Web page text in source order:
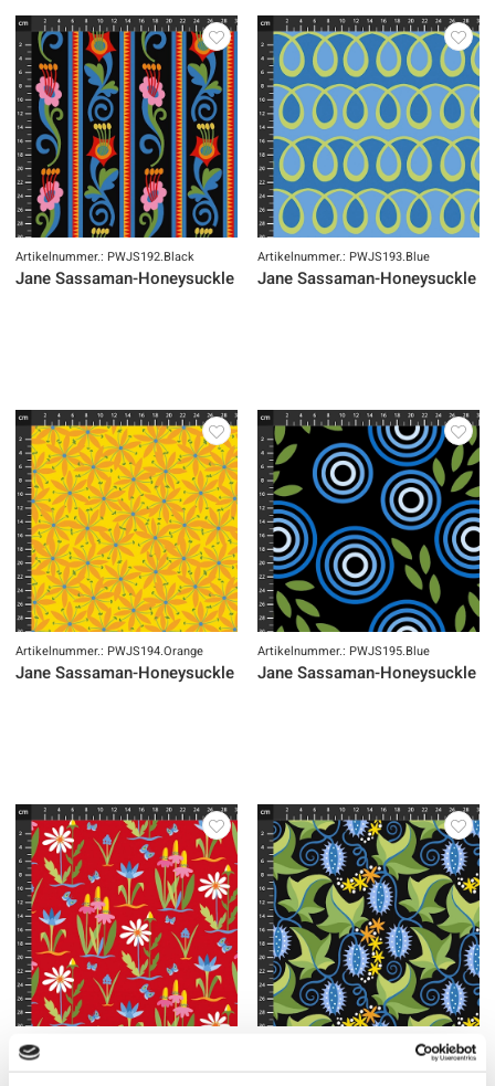
Artikelnummer.: PWJS192.Black
Jane Sassaman-Honeysuckle Summer-Digital
Artikelnummer.: PWJS193.Blue
Jane Sassaman-Honeysuckle
Artikelnummer.: PWJS194.Orange
Jane Sassaman-Honeysuckle Summer-Digital
Artikelnummer.: PWJS195.Blue
Jane Sassaman-Honeysuckle
Artikelnummer.: PWJS196.Red
Jane Sassaman-Honeysuckle Summer-Digital
Artikelnummer.: PWJS197.Black
Jane Sassaman-Honeysuckle